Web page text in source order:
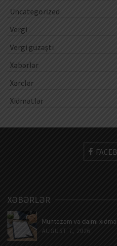
Uncategorized
Vergi
Vergi güzəşti
Xəbərlər
Xərclər
Xidmətlər
XƏBƏRLƏR
Müntəzəm və daimi
AUGUST 7, 2026